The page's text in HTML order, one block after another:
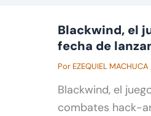
Blackwind, el
fecha de
Por EZEQUIEL MACHUCA
Blackwind, el
combates hack-